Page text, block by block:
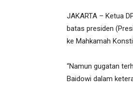
JAKARTA – Ketua
batas presiden
ke Mahkamah
“Namun gugatan
Baidowi dalam